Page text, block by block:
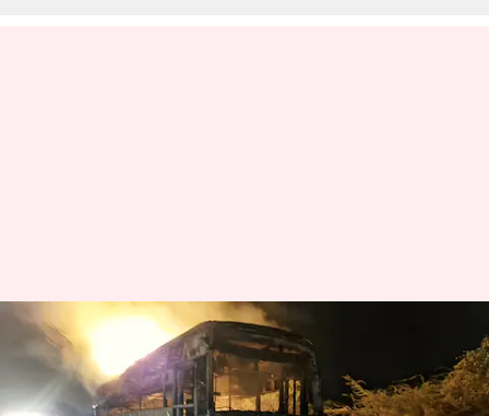
दिल्ली से बिहार जा रही डबल डेकर
बस में एक्सप्रेस-वे पर लगी आग, सभी
यात्री सुरक्षित